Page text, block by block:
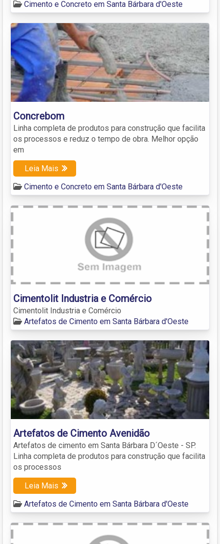
Cimento e Concreto em Santa Bárbara d'Oeste
Concrebom
Linha completa de produtos para construção que facilita
os processos e reduz o tempo de obra. Melhor opção
em
Leia Mais
Cimento e Concreto em Santa Bárbara d'Oeste
Cimentolit Industria e Comércio
Cimentolit Industria e Comércio
Artefatos de Cimento em Santa Bárbara d'Oeste
Artefatos de Cimento Avenidão
Artefatos de cimento em Santa Bárbara D´Oeste - SP.
Linha completa de produtos para construção que facilita
os processos
Leia Mais
Artefatos de Cimento em Santa Bárbara d'Oeste